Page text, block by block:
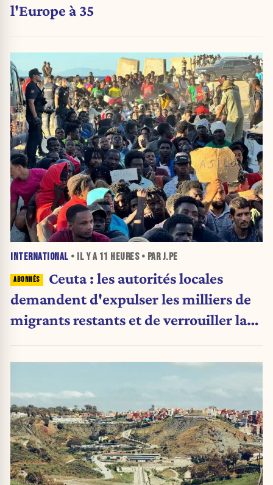
l'Europe à 35
INTERNATIONAL • IL Y A 11 HEURES• PAR J.PE
Ceuta : les autorités locales
demandent d'expulser les milliers de
migrants restants et de verrouiller la